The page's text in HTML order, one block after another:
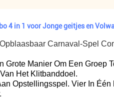
4 in 1 voor Jonge geitjes en
Carnaval-Spel
Grote Manier Om Een
Het Klitbanddoel.
Opstellingsspel. Vier In